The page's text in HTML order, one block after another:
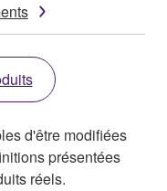
d'être modifiées
présentées
réels.